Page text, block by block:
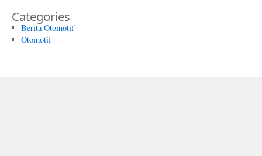
Categories
Berita Otomotif
Otomotif